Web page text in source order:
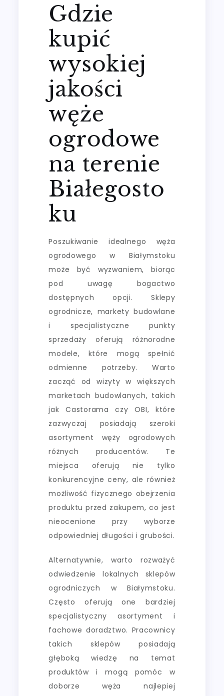
Gdzie
kupić
wysokiej
jakości
węże
ogrodowe
na terenie
Białegosto
ku
Poszukiwanie idealnego węża
ogrodowego w Białymstoku
może być wyzwaniem, biorąc
pod uwagę bogactwo
dostępnych opcji. Sklepy
ogrodnicze, markety budowlane
i specjalistyczne punkty
sprzedaży oferują różnorodne
modele, które mogą spełnić
odmienne potrzeby. Warto
zacząć od wizyty w większych
marketach budowlanych, takich
jak Castorama czy OBI, które
zazwyczaj posiadają szeroki
asortyment węży ogrodowych
różnych producentów. Te
miejsca oferują nie tylko
konkurencyjne ceny, ale również
możliwość fizycznego obejrzenia
produktu przed zakupem, co jest
nieocenione przy wyborze
odpowiedniej długości i grubości.
Alternatywnie, warto rozważyć
odwiedzenie lokalnych sklepów
ogrodniczych w Białymstoku.
Często oferują one bardziej
specjalistyczny asortyment i
fachowe doradztwo. Pracownicy
takich sklepów posiadają
głęboką wiedzę na temat
produktów i mogą pomóc w
doborze węża najlepiej